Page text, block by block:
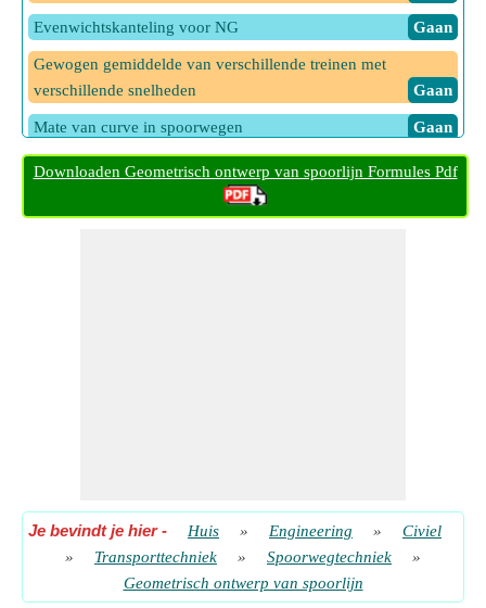
Evenwichtskanteling voor NG ​ Gaan
Gewogen gemiddelde van verschillende treinen met
verschillende snelheden
​ Gaan
Mate van curve in spoorwegen ​ Gaan
Maximale theoretische kanteling in spoorwegen ​ Gaan
Straal voor gegeven mate van kromming in spoorwegen
Downloaden Geometrisch ontwerp van spoorlijn Formules Pdf
Je bevindt je hier- Huis » Engineering »
Civiel
»
Transporttechniek » Spoorwegtechniek
»
Geometrisch ontwerp van spoorlijn